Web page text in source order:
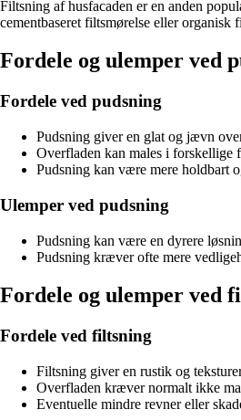
Filtsning af husfacaden er en anden
cementbaseret filtsmørelse eller
Fordele og ulemper ved
Fordele ved pudsning
Pudsning giver en glat og jævn
Overfladen kan males i forskellige
Pudsning kan være mere holdbart
Ulemper ved pudsning
Pudsning kan være en dyrere
Pudsning kræver ofte mere
Fordele og ulemper ved
Fordele ved filtsning
Filtsning giver en rustik og
Overfladen kræver normalt ikke
Eventuelle mindre revner eller